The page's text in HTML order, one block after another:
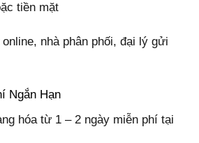
tiền mặt
nhà phân phối, đại lý gửi
Ngắn Hạn
hóa từ 1 – 2 ngày miễn phí tại